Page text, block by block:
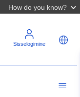
How do you know?
Sisselogimine